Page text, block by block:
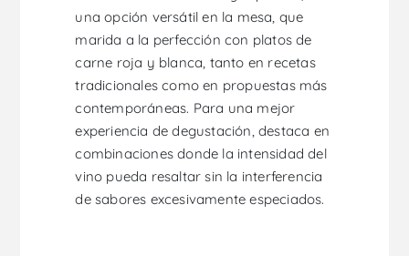
una opción versátil en la mesa, que
marida a la perfección con platos de
carne roja y blanca, tanto en recetas
tradicionales como en propuestas más
contemporáneas. Para una mejor
experiencia de degustación, destaca en
combinaciones donde la intensidad del
vino pueda resaltar sin la interferencia
de sabores excesivamente especiados.